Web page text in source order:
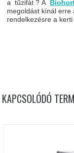
a tűzifát ? A
megoldást kínál
rendelkezésre a
KAPCSOLÓDÓ